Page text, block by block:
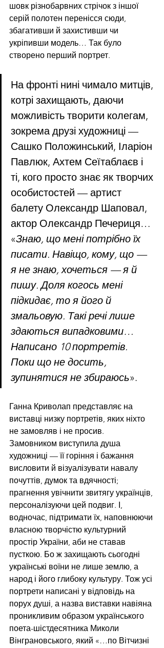
шовк різнобарвних стрічок з іншої
серій полотен перенісся сюди,
збагативши й захистивши чи
укріпивши модель… Так було
створено перший портрет.
На фронті нині чимало митців,
котрі захищають, даючи
можливість творити колегам,
зокрема друзі художниці —
Сашко Положинський, Іларіон
Павлюк, Ахтем Сеїтаблаєв і
ті, кого просто знає як творчих
особистостей — артист
балету Олександр Шаповал,
актор Олександр Печериця…
«Знаю, що мені потрібно їх
писати. Навіщо, кому, що —
я не знаю, хочеться — я й
пишу. Доля когось мені
підкидає, то я його й
змальовую. Такі речі лише
здаються випадковими…
Написано 10 портретів.
Поки що не досить,
зупинятися не збираюсь».
Ганна Криволап представляє на
виставці низку портретів, яких ніхто
не замовляв і не просив.
Замовником виступила душа
художниці — її горіння і бажання
висловити й візуалізувати навалу
почуттів, думок та вдячності;
прагнення увічнити звитягу українців,
персоналізуючи цей подвиг. І,
водночас, підтримати їх, наповнюючи
власною творчістю культурний
простір України, аби не ставав
пусткою. Бо ж захищають сьогодні
українські воїни не лише землю, а
народ і його глибоку культуру. Тож усі
портрети написані у відповідь на
порух душі, а назва виставки навіяна
проникливим образом українського
поета-шістдесятника Миколи
Вінграновського, який «…по Вітчизні